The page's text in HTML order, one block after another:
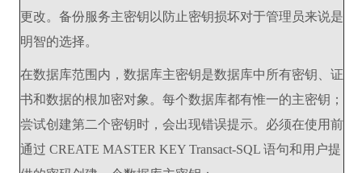
更改。备份服务主密钥以防止密钥损坏对于管理员来说是
明智的选择。
在数据库范围内，数据库主密钥是数据库中所有密钥、证
书和数据的根加密对象。每个数据库都有惟一的主密钥；
尝试创建第二个密钥时，会出现错误提示。必须在使用前
通过 CREATE MASTER KEY Transact-SQL 语句和用户提